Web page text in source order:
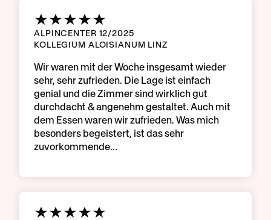
ALPINCENTER 12/2025
KOLLEGIUM ALOISIANUM LINZ
Wir waren mit der Woche insgesamt wieder
sehr, sehr zufrieden. Die Lage ist einfach
genial und die Zimmer sind wirklich gut
durchdacht & angenehm gestaltet. Auch mit
dem Essen waren wir zufrieden. Was mich
besonders begeistert, ist das sehr
zuvorkommende…